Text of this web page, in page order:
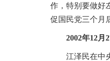
作，特别要做好
促国民党三个月
2002年12月
江泽民在中央